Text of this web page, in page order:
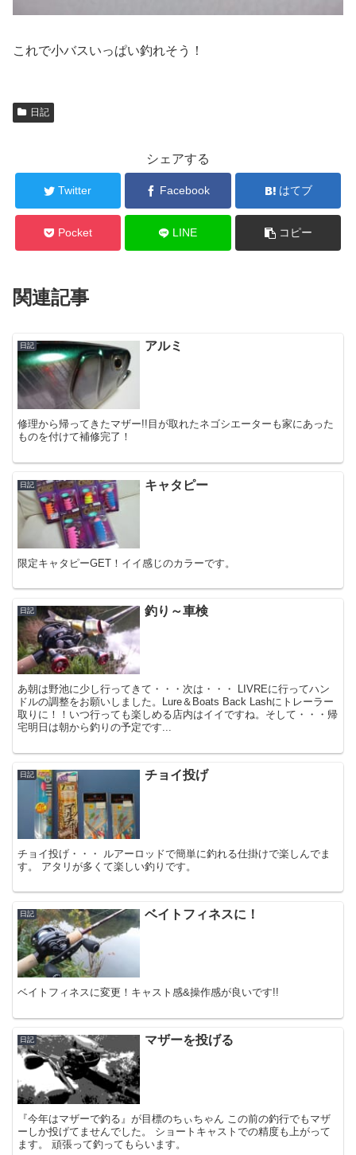
これで小バスいっぱい釣れそう！
日記
シェアする
Twitter Facebook はてブ
Pocket LINE コピー
関連記事
日記 アルミ
修理から帰ってきたマザー!!目が取れたネゴシエーターも家にあった
ものを付けて補修完了！
日記 キャタピー
限定キャタピーGET！イイ感じのカラーです。
日記 釣り～車検
あ朝は野池に少し行ってきて・・・次は・・・ LIVREに行ってハン
ドルの調整をお願いしました。Lure＆Boats Back Lashにトレーラー
取りに！！いつ行っても楽しめる店内はイイですね。そして・・・帰
宅明日は朝から釣りの予定です...
日記 チョイ投げ
チョイ投げ・・・ ルアーロッドで簡単に釣れる仕掛けで楽しんでま
す。 アタリが多くて楽しい釣りです。
日記 ベイトフィネスに！
ベイトフィネスに変更！キャスト感&操作感が良いです!!
日記 マザーを投げる
『今年はマザーで釣る』が目標のちぃちゃん この前の釣行でもマザ
ーしか投げてませんでした。 ショートキャストでの精度も上がって
ます。 頑張って釣ってもらいます。